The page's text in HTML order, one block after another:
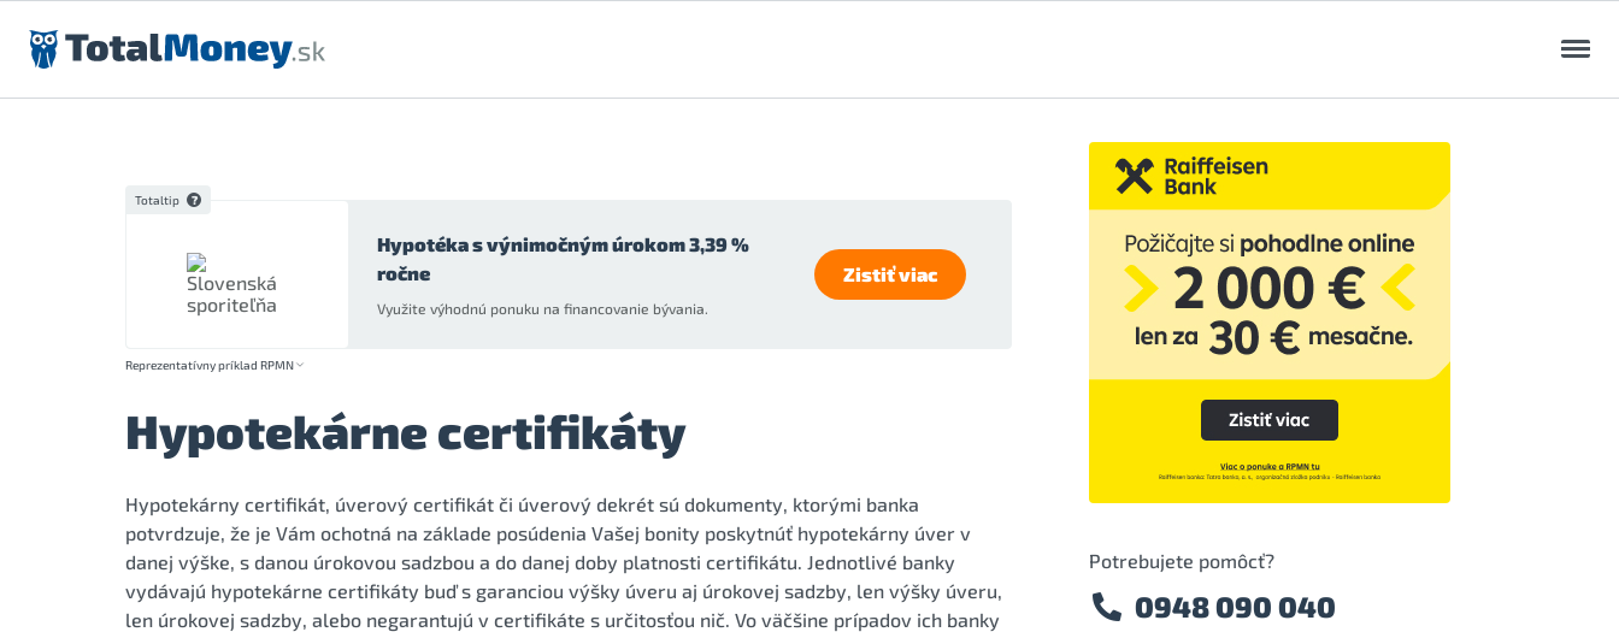
Preskočiť na obsah
Totaltip
Hypotéka s výnimočným úrokom 3,39 %
ročne
Využite výhodnú ponuku na financovanie bývania.
Zistiť viac
Reprezentatívny príklad RPMN
Hypotekárne certifikáty
Hypotekárny certifikát, úverový certifikát či úverový dekrét sú dokumenty, ktorými banka
potvrdzuje, že je Vám ochotná na základe posúdenia Vašej bonity poskytnúť hypotekárny úver v
danej výške, s danou úrokovou sadzbou a do danej doby platnosti certifikátu. Jednotlivé banky
vydávajú hypotekárne certifikáty buď s garanciou výšky úveru aj úrokovej sadzby, len výšky úveru,
len úrokovej sadzby, alebo negarantujú v certifikáte s určitosťou nič. Vo väčšine prípadov ich banky
Potrebujete pomôcť?
0948 090 040